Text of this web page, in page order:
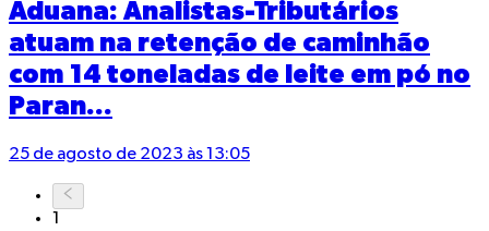
Aduana: Analistas-Tributários
atuam na retenção de caminhão
com 14 toneladas de leite em pó no
Paran...
25 de agosto de 2023 às 13:05
1